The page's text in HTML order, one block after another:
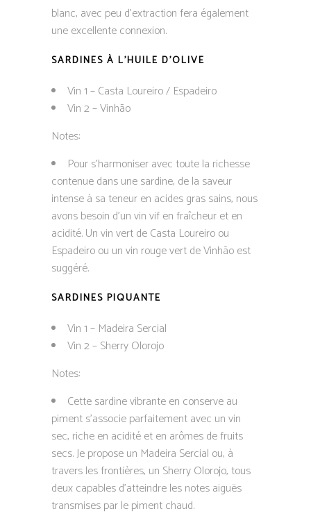
blanc, avec peu d’extraction fera également
une excellente connexion.
SARDINES À L’HUILE D’OLIVE
Vin 1 – Casta Loureiro / Espadeiro
Vin 2 – Vinhão
Notes:
Pour s’harmoniser avec toute la richesse
contenue dans une sardine, de la saveur
intense à sa teneur en acides gras sains, nous
avons besoin d’un vin vif en fraîcheur et en
acidité. Un vin vert de Casta Loureiro ou
Espadeiro ou un vin rouge vert de Vinhão est
suggéré.
SARDINES PIQUANTE
Vin 1 – Madeira Sercial
Vin 2 – Sherry Olorojo
Notes:
Cette sardine vibrante en conserve au
piment s’associe parfaitement avec un vin
sec, riche en acidité et en arômes de fruits
secs. Je propose un Madeira Sercial ou, à
travers les frontières, un Sherry Olorojo, tous
deux capables d’atteindre les notes aiguës
transmises par le piment chaud.